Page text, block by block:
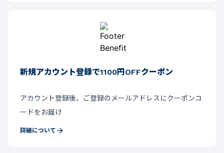
新規アカウント登録で1100円OFFクーポン
アカウント登録後、ご登録のメールアドレスにクーポンコ
ードをお届け
詳細について